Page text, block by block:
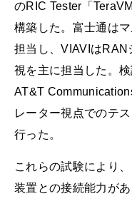
のRIC Tester「
構築した。富士通は
担当し、VIAVIはRAN
視を主に担当した。
AT&T
レーター視点でのテ
行った。
これらの試験により
装置との接続能力が